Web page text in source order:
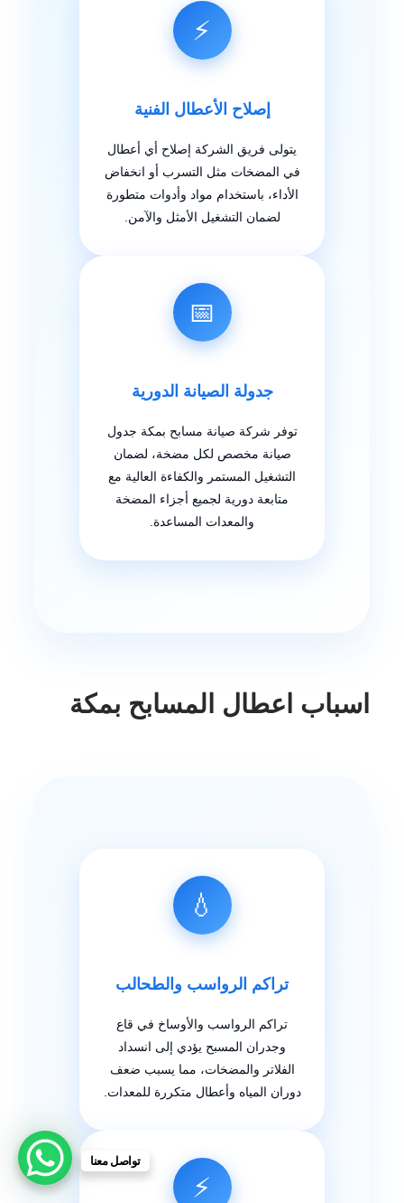
⚡
إصلاح الأعطال الفنية
يتولى فريق الشركة إصلاح أي أعطال
في المضخات مثل التسرب أو انخفاض
الأداء، باستخدام مواد وأدوات متطورة
لضمان التشغيل الأمثل والآمن.
📅
جدولة الصيانة الدورية
توفر شركة صيانة مسابح بمكة جدول
صيانة مخصص لكل مضخة، لضمان
التشغيل المستمر والكفاءة العالية مع
متابعة دورية لجميع أجزاء المضخة
والمعدات المساعدة.
اسباب اعطال المسابح بمكة
💧
تراكم الرواسب والطحالب
تراكم الرواسب والأوساخ في قاع
وجدران المسبح يؤدي إلى انسداد
الفلاتر والمضخات، مما يسبب ضعف
دوران المياه وأعطال متكررة للمعدات.
⚡
تواصل معنا